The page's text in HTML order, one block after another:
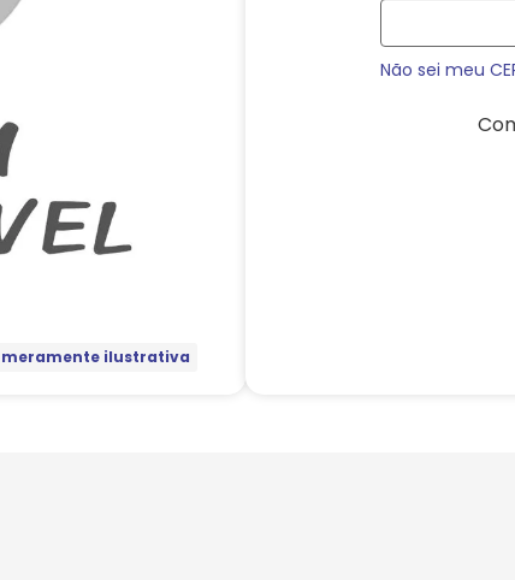
ilustrativa
Não sei meu